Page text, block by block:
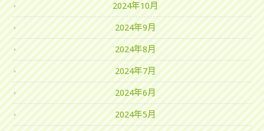
2024年10月
2024年9月
2024年8月
2024年7月
2024年6月
2024年5月